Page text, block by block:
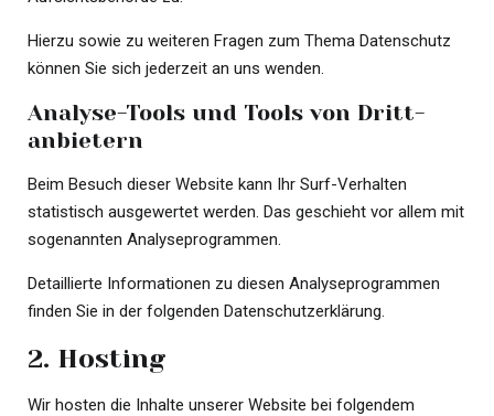
Hierzu sowie zu weiteren Fragen zum Thema Datenschutz
können Sie sich jederzeit an uns wenden.
Analyse-Tools und Tools von Dritt­
anbietern
Beim Besuch dieser Website kann Ihr Surf-Verhalten
statistisch ausgewertet werden. Das geschieht vor allem mit
sogenannten Analyseprogrammen.
Detaillierte Informationen zu diesen Analyseprogrammen
finden Sie in der folgenden Datenschutzerklärung.
2. Hosting
Wir hosten die Inhalte unserer Website bei folgendem